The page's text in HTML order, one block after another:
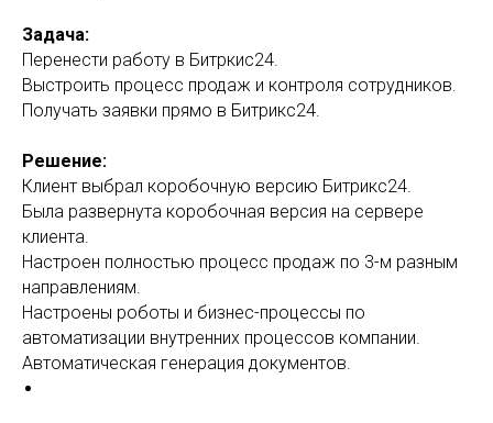
Задача:
Перенести работу в Битркис24.
Выстроить процесс продаж и контроля сотрудников.
Получать заявки прямо в Битрикс24.
Решение:
Клиент выбрал коробочную версию Битрикс24.
Была развернута коробочная версия на сервере
клиента.
Настроен полностью процесс продаж по 3-м разным
направлениям.
Настроены роботы и бизнес-процессы по
автоматизации внутренних процессов компании.
Автоматическая генерация документов.